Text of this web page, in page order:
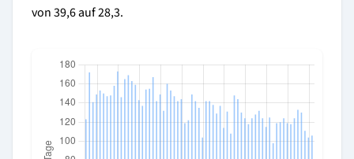
von 39,6 auf 28,3.